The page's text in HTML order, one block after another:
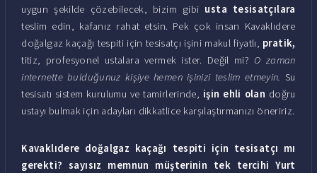
uygun şekilde çözebilecek, bizim gibi usta tesisatçılara
teslim edin, kafanız rahat etsin. Pek çok insan Kavaklıdere
doğalgaz kaçağı tespiti için tesisatçı işini makul fiyatlı, pratik,
titiz, profesyonel ustalara vermek ister. Değil mi? O zaman
internette bulduğunuz kişiye hemen işinizi teslim etmeyin. Su
tesisatı sistem kurulumu ve tamirlerinde, işin ehli olan doğru
ustayı bulmak için adayları dikkatlice karşılaştırmanızı öneririz.
Kavaklıdere doğalgaz kaçağı tespiti için tesisatçı mı
gerekti? sayısız memnun müşterinin tek tercihi Yurt